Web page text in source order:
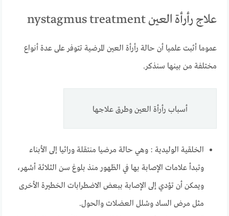
علاج رأرأة العين nystagmus treatment
عموما أثبت علميا أن حالة رأرأة العين المرضية تتوفر على عدة أنواع
مختلفة من بينها سنذكر.
أسباب رأرأة العين وطرق علاجها
الخلقية الوليدية : وهي حالة مرضيا منتقلة وراثيا إلى الأبناء
وتبدأ علامات الإصابة بها في الظهور منذ بلوغ سن الثلاثة أشهر،
ويمكن أن تؤدي إلى الإصابة ببعض الاضطرابات الخطيرة الأخرى
مثل مرض الساد وشلل العضلات والحول.